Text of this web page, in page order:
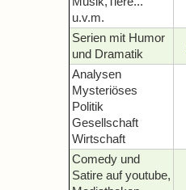
u.v.m.
Serien mit Humor
und Dramatik
Analysen
Mysteriöses
Politik
Gesellschaft
Wirtschaft
Comedy und
Satire auf youtube,